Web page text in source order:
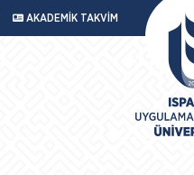
AKADEMİK TAKVİM